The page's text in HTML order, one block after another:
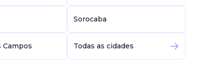
Sorocaba
Campos Todas as cidades